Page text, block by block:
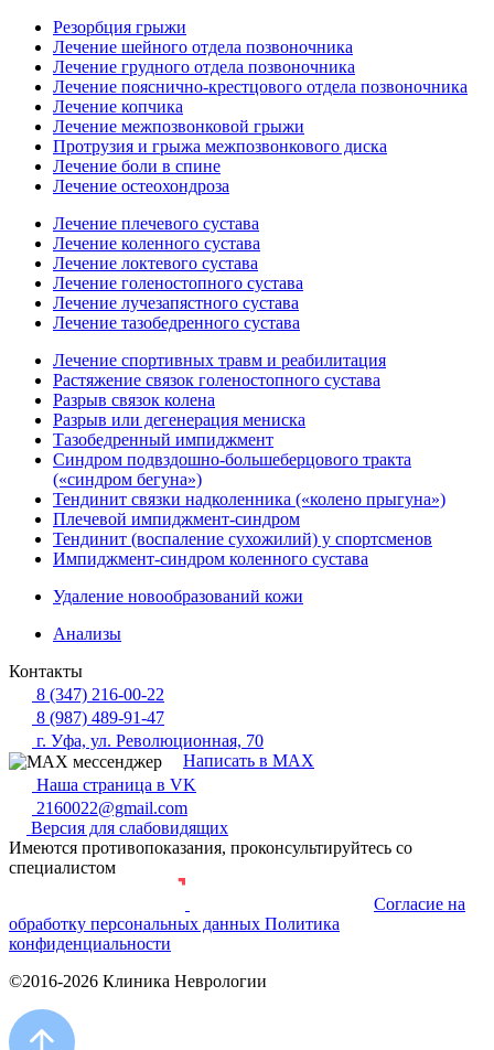
Резорбция грыжи
Лечение шейного отдела позвоночника
Лечение грудного отдела позвоночника
Лечение пояснично-крестцового отдела позвоночника
Лечение копчика
Лечение межпозвонковой грыжи
Протрузия и грыжа межпозвонкового диска
Лечение боли в спине
Лечение остеохондроза
Лечение плечевого сустава
Лечение коленного сустава
Лечение локтевого сустава
Лечение голеностопного сустава
Лечение лучезапястного сустава
Лечение тазобедренного сустава
Лечение спортивных травм и реабилитация
Растяжение связок голеностопного сустава
Разрыв связок колена
Разрыв или дегенерация мениска
Тазобедренный импиджмент
Синдром подвздошно-большеберцового тракта
(«синдром бегуна»)
Тендинит связки надколенника («колено прыгуна»)
Плечевой импиджмент-синдром
Тендинит (воспаление сухожилий) у спортсменов
Импиджмент-синдром коленного сустава
Удаление новообразований кожи
Анализы
Контакты
8 (347) 216-00-22
8 (987) 489-91-47
г. Уфа, ул. Революционная, 70
Написать в MAX
Наша страница в VK
2160022@gmail.com
Версия для слабовидящих
Имеются противопоказания, проконсультируйтесь со
специалистом
Согласие на
обработку персональных данных Политика
конфиденциальности
©2016-2026 Клиника Неврологии